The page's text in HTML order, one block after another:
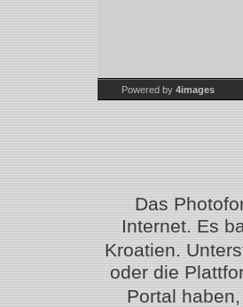
Powered by 4images
Das
Internet. Es
Kroatien.
oder die
Portal